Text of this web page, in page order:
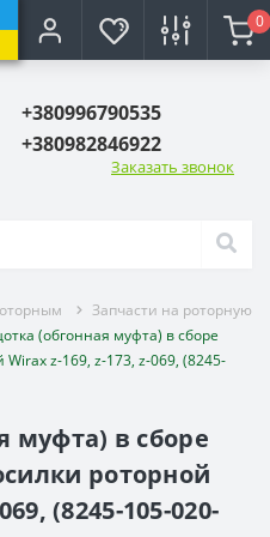
Форсунки и
Распылители на
0
+380996790535
+380982846922
Заказать звонок
Запчасти на роторную
(обгонная муфта) в сборе
z-169, z-173, z-069, (8245-
муфта) в сборе
роторной
(8245-105-020-